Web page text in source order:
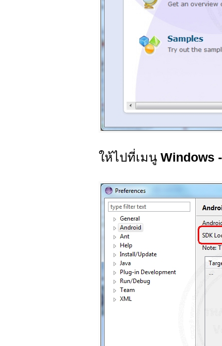
ให้ไปที่เมนู Windows